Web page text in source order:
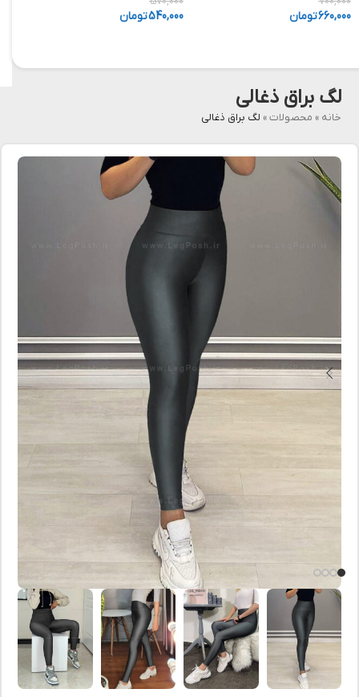
660,000تومان 540,000تومان
لگ براق ذغالی
خانه » محصولات» لگ براق ذغالی